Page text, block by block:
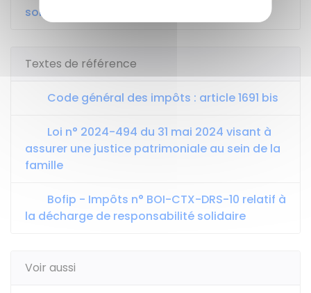
solidaire
Textes de référence
Code général des impôts : article 1691 bis
Loi n° 2024-494 du 31 mai 2024 visant à
assurer une justice patrimoniale au sein de la
famille
Bofip - Impôts n° BOI-CTX-DRS-10 relatif à
la décharge de responsabilité solidaire
Voir aussi